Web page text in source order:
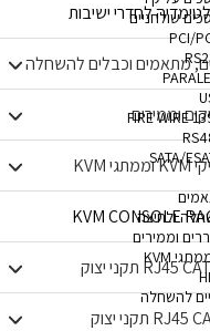
שולחנייםלחדרי ישיבות
KVM CONSOLE